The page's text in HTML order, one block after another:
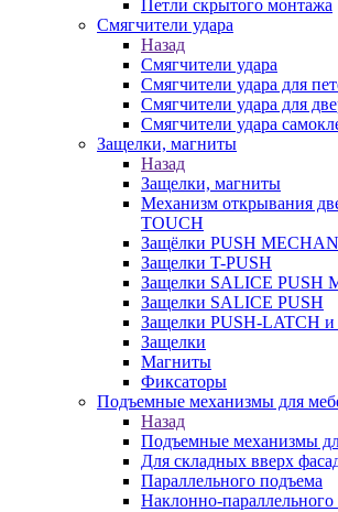
Петли скрытого монтажа
Смягчители удара
Назад
Смягчители удара
Смягчители удара для
Смягчители удара для
Cмягчители удара
Защелки, магниты
Назад
Защелки, магниты
Механизм открывания
TOUCH
Защёлки PUSH
Защелки T-PUSH
Защелки SALICE PUSH
Защелки SALICE PUSH
Защелки PUSH-LATCH
Защелки
Магниты
Фиксаторы
Подъемные механизмы для
Назад
Подъемные механизмы
Для складных вверх
Параллельного подъема
Наклонно-параллельного